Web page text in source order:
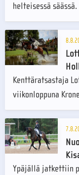
helteisessä säässä.
Kenttäratsastaja
viikonloppuna
Ypäjällä jatkettiin